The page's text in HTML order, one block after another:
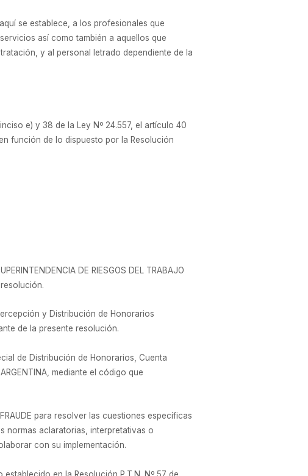
se establece, a los profesionales que
así como también a aquellos que
y al personal letrado dependiente de la
e) y 38 de la Ley Nº 24.557, el artículo 40
función de lo dispuesto por la Resolución
DE RIESGOS DEL TRABAJO
y Distribución de Honorarios
de la presente resolución.
de Distribución de Honorarios, Cuenta
mediante el código que
FRAUDE para resolver las cuestiones específicas
normas aclaratorias, interpretativas o
con su implementación.
establecido en la Resolución P.T.N. Nº 57 de